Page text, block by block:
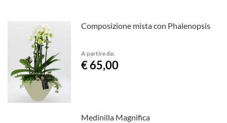
Composizione mista con Phalenopsis
A partire da:
€ 65,00
Medinilla Magnifica